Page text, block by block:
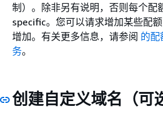
制）。除非另有说明，否则每个配
specific。您可以请求增加某些配
增加。有关更多信息，请参阅 的配
务。
创建自定义域名（可